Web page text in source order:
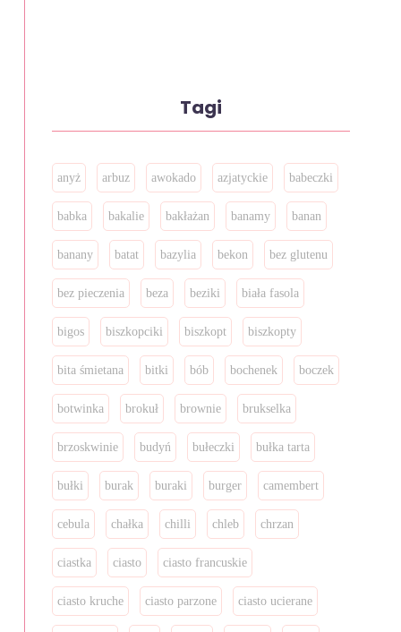
Tagi
anyż arbuz awokado azjatyckie babeczki
babka bakalie bakłażan banamy banan
banany batat bazylia bekon bez glutenu
bez pieczenia beza beziki biała fasola
bigos biszkopciki biszkopt biszkopty
bita śmietana bitki bób bochenek boczek
botwinka brokuł brownie brukselka
brzoskwinie budyń bułeczki bułka tarta
bułki burak buraki burger camembert
cebula chałka chilli chleb chrzan
ciastka ciasto ciasto francuskie
ciasto kruche ciasto parzone ciasto ucierane